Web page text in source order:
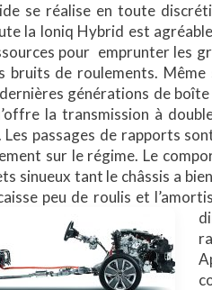
se réalise en toute
la Ioniq Hybrid est
pour emprunter les
bruits de roulements.
générations de
la transmission à
Les passages de rapports
sur le régime. Le
sinueux tant le châssis a
peu de roulis et